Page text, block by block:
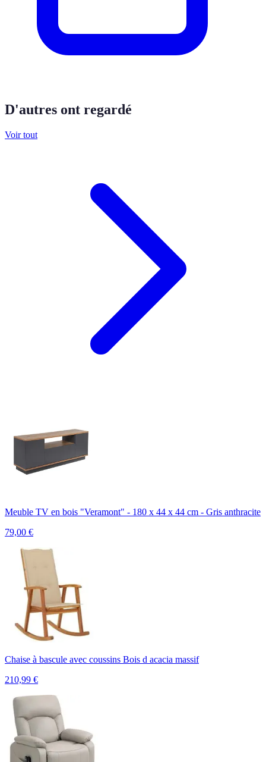
D'autres ont regardé
Voir tout
Meuble TV en bois "Veramont" - 180 x 44 x 44 cm - Gris anthracite
79,00 €
Chaise à bascule avec coussins Bois d acacia massif
210,99 €